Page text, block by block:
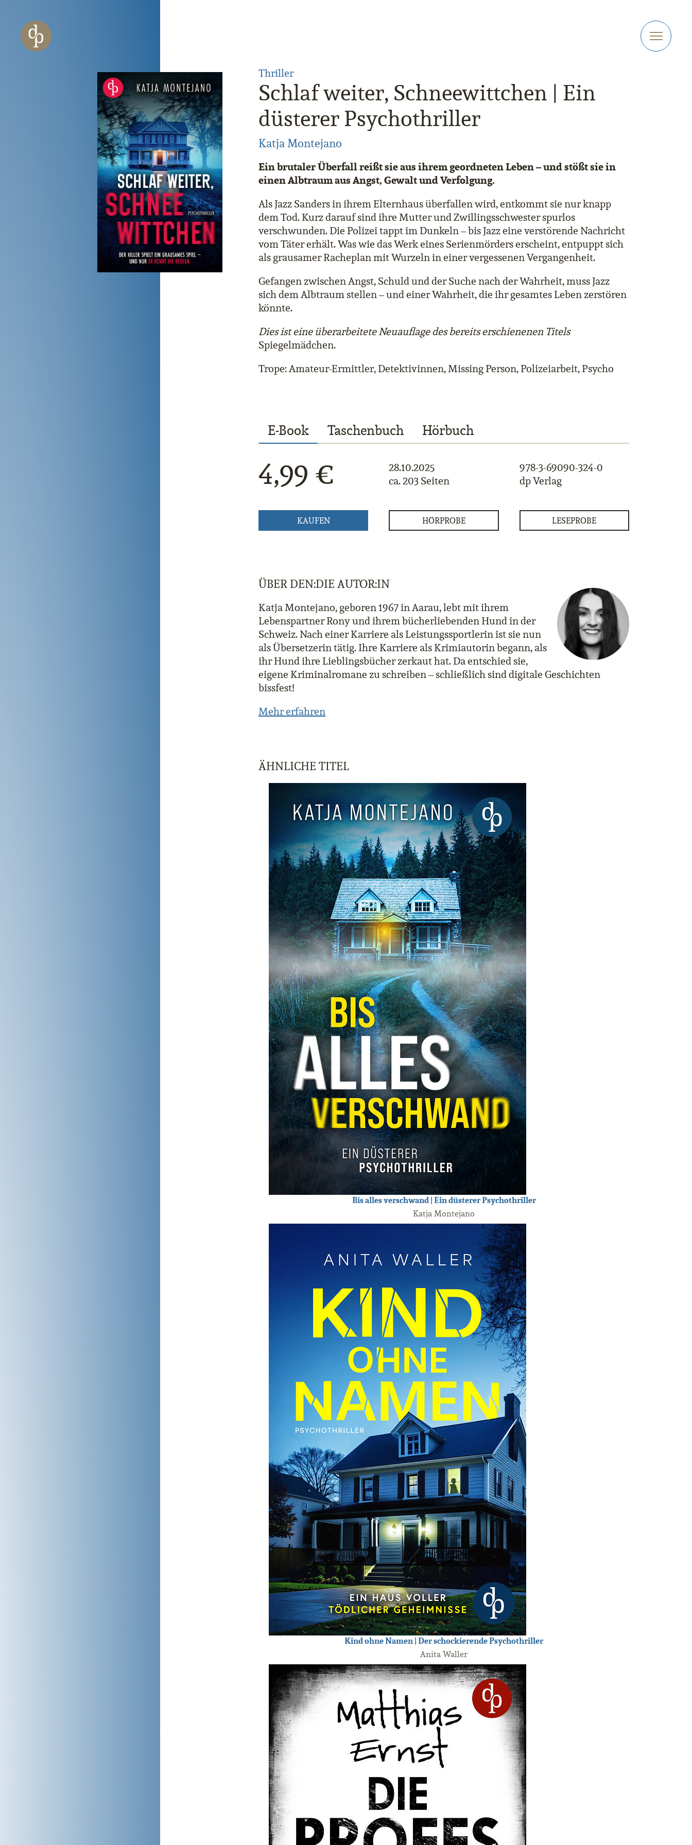
Zur Navigation springen
Zur Website-Suche springen
Schlaf weiter, Schneewittchen | Ein
düsterer Psychothriller
Katja Montejano
Thriller
Ein brutaler Überfall reißt sie aus ihrem geordneten Leben – und stößt sie in
einen Albtraum aus Angst, Gewalt und Verfolgung.
Als Jazz Sanders in ihrem Elternhaus überfallen wird, entkommt sie nur knapp
dem Tod. Kurz darauf sind ihre Mutter und Zwillingsschwester spurlos
verschwunden. Die Polizei tappt im Dunkeln – bis Jazz eine verstörende Nachricht
vom Täter erhält. Was wie das Werk eines Serienmörders erscheint, entpuppt sich
als grausamer Racheplan mit Wurzeln in einer vergessenen Vergangenheit.
Gefangen zwischen Angst, Schuld und der Suche nach der Wahrheit, muss Jazz
sich dem Albtraum stellen – und einer Wahrheit, die ihr gesamtes Leben zerstören
könnte.
Dies ist eine überarbeitete Neuauflage des bereits erschienenen Titels
Spiegelmädchen.
Trope: Amateur-Ermittler, Detektivinnen, Missing Person, Polizeiarbeit, Psycho
E-Book Taschenbuch Hörbuch
4,99 €
28.10.2025
ca. 203 Seiten
978-3-69090-324-0
dp Verlag
KAUFEN HÖRPROBE LESEPROBE
ÜBER DEN:DIE AUTOR:IN
Katja Montejano, geboren 1967 in Aarau, lebt mit ihrem
Lebenspartner Rony und ihrem bücherliebenden Hund in der
Schweiz. Nach einer Karriere als Leistungssportlerin ist sie nun
als Übersetzerin tätig. Ihre Karriere als Krimiautorin begann, als
ihr Hund ihre Lieblingsbücher zerkaut hat. Da entschied sie,
eigene Kriminalromane zu schreiben – schließlich sind digitale Geschichten
bissfest!
Mehr erfahren
ÄHNLICHE TITEL
Bis alles verschwand | Ein düsterer Psychothriller
Katja Montejano
Kind ohne Namen | Der schockierende Psychothriller
Anita Waller